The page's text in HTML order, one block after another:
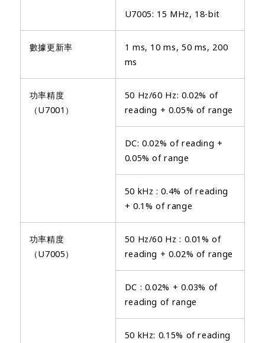
U7005: 15 MHz, 18-bit
數據更新率
1 ms, 10 ms, 50 ms, 200
ms
功率精度
（U7001）
50 Hz/60 Hz: 0.02% of
reading + 0.05% of range
DC: 0.02% of reading +
0.05% of range
50 kHz : 0.4% of reading
+ 0.1% of range
功率精度
（U7005）
50 Hz/60 Hz : 0.01% of
reading + 0.02% of range
DC : 0.02% + 0.03% of
reading of range
50 kHz: 0.15% of reading